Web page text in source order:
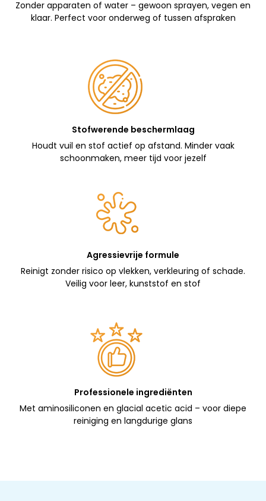
Zonder apparaten of water – gewoon sprayen, vegen en
klaar. Perfect voor onderweg of tussen afspraken
Stofwerende beschermlaag
Houdt vuil en stof actief op afstand. Minder vaak
schoonmaken, meer tijd voor jezelf
Agressievrije formule
Reinigt zonder risico op vlekken, verkleuring of schade.
Veilig voor leer, kunststof en stof
Professionele ingrediënten
Met aminosiliconen en glacial acetic acid – voor diepe
reiniging en langdurige glans